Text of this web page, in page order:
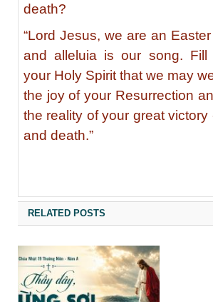
death?
“Lord Jesus, we are an
and alleluia is our song. Fill
your Holy Spirit that we may
the joy of your Resurrection
the reality of your great victory
and death.”
RELATED POSTS